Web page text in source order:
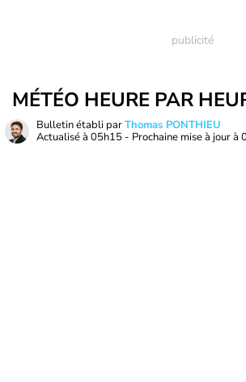
MÉTÉO HEURE PAR
Bulletin établi parThomas PONTHIEU
Actualisé à 05h15 - Prochaine mise à jour à